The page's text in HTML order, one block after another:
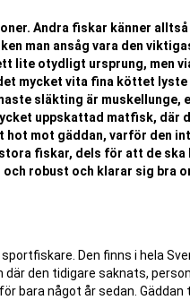
Andra fiskar känner
man ansåg vara den
lite otydligt ursprung, men
mycket vita fina köttet
släkting är muskellunge,
uppskattad matfisk, där
mot gäddan, varför den
fiskar, dels för att de ska
robust och klarar sig bra
Den finns i hela
den tidigare saknats,
bara något år sedan. Gäddan